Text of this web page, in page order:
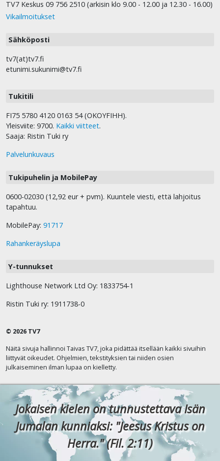
TV7 Keskus 09 756 2510 (arkisin klo 9.00 - 12.00 ja 12.30 - 16.00)
Vikailmoitukset
Sähköposti
tv7(at)tv7.fi
etunimi.sukunimi@tv7.fi
Tukitili
FI75 5780 4120 0163 54 (OKOYFIHH).
Yleisviite: 9700. Kaikki viitteet.
Saaja: Ristin Tuki ry
Palvelunkuvaus
Tukipuhelin ja MobilePay
0600-02030 (12,92 eur + pvm). Kuuntele viesti, että lahjoitus
tapahtuu.
MobilePay: 91717
Rahankeräyslupa
Y-tunnukset
Lighthouse Network Ltd Oy: 1833754-1
Ristin Tuki ry: 1911738-0
© 2026 TV7
Näitä sivuja hallinnoi Taivas TV7, joka pidättää itsellään kaikki sivuihin
liittyvät oikeudet. Ohjelmien, tekstityksien tai niiden osien
julkaiseminen ilman lupaa on kielletty.
Jokaisen kielen on tunnustettava Isän
Jumalan kunniaksi: "Jeesus Kristus on
Herra." (Fil. 2:11)